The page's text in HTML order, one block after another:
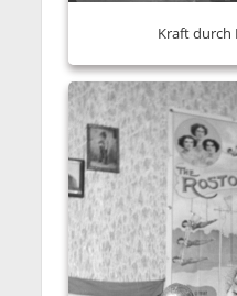
Kraft durch